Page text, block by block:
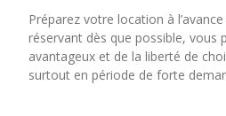
Préparez votre location à
réservant dès que possible, vous
avantageux et de la liberté de
surtout en période de forte